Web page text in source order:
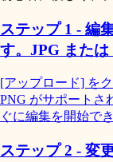
ステップ 1 - 編
す。JPG または
[アップロード] を
PNG がサポートさ
ぐに編集を開始でき
ステップ 2 - 変